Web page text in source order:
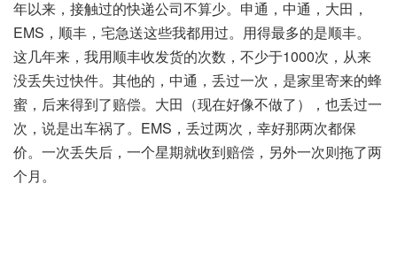
年以来，接触过的快递公司不算少。申通，中通，大田，
EMS，顺丰，宅急送这些我都用过。用得最多的是顺丰。
这几年来，我用顺丰收发货的次数，不少于1000次，从来
没丢失过快件。其他的，中通，丢过一次，是家里寄来的蜂
蜜，后来得到了赔偿。大田（现在好像不做了），也丢过一
次，说是出车祸了。EMS，丢过两次，幸好那两次都保
价。一次丢失后，一个星期就收到赔偿，另外一次则拖了两
个月。